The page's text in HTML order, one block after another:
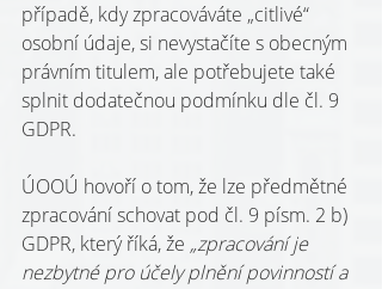
případě, kdy zpracováváte „citlivé“
osobní údaje, si nevystačíte s obecným
právním titulem, ale potřebujete také
splnit dodatečnou podmínku dle čl. 9
GDPR.
ÚOOÚ hovoří o tom, že lze předmětné
zpracování schovat pod čl. 9 písm. 2 b)
GDPR, který říká, že „zpracování je
nezbytné pro účely plnění povinností a